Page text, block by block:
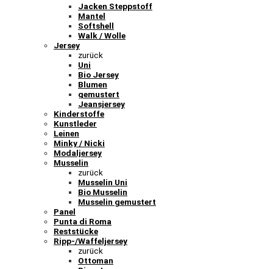
Jacken Steppstoff
Mantel
Softshell
Walk / Wolle
Jersey
zurück
Uni
Bio Jersey
Blumen
gemustert
Jeansjersey
Kinderstoffe
Kunstleder
Leinen
Minky / Nicki
Modaljersey
Musselin
zurück
Musselin Uni
Bio Musselin
Musselin gemustert
Panel
Punta di Roma
Reststücke
Ripp-/Waffeljersey
zurück
Ottoman